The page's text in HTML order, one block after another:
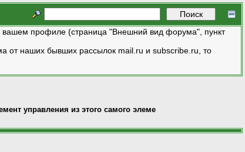
вашем профиле (страница "Внешний вид форума", пункт
от наших бывших рассылок mail.ru и subscribe.ru, то
управления из этого самого элеме